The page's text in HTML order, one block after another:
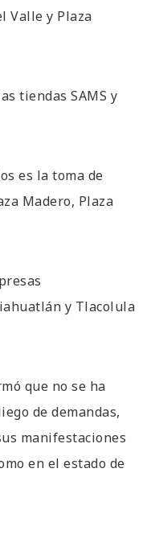
Valle y Plaza
tiendas SAMS y
es la toma de
Madero, Plaza
y Tlacolula
que no se ha
de demandas,
manifestaciones
en el estado de